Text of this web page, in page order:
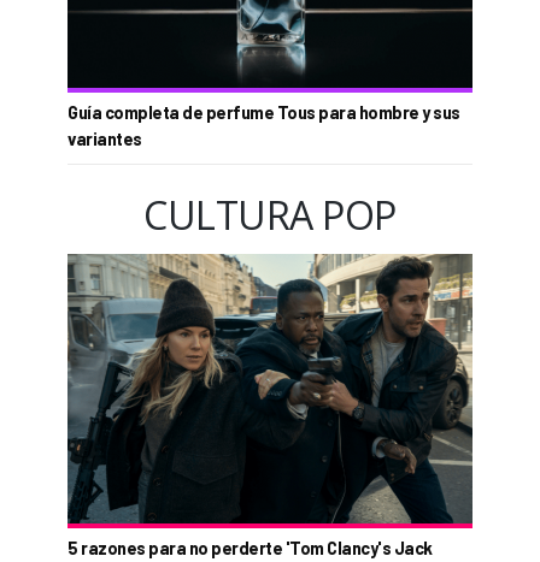
Guía completa de perfume Tous para hombre y sus
variantes
CULTURA POP
5 razones para no perderte 'Tom Clancy's Jack